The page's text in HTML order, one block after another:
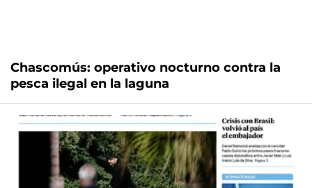
Chascomús: operativo nocturno contra la
pesca ilegal en la laguna